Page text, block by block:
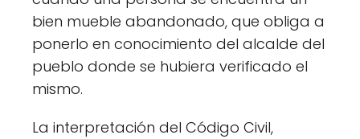
bien mueble abandonado, que obliga a
ponerlo en conocimiento del alcalde del
pueblo donde se hubiera verificado el
mismo.
La interpretación del Código Civil,